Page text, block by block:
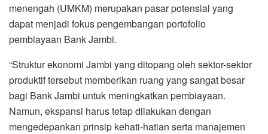
menengah (UMKM) merupakan pasar potensial yang
dapat menjadi fokus pengembangan portofolio
pembiayaan Bank Jambi.
“Struktur ekonomi Jambi yang ditopang oleh sektor-sektor
produktif tersebut memberikan ruang yang sangat besar
bagi Bank Jambi untuk meningkatkan pembiayaan.
Namun, ekspansi harus tetap dilakukan dengan
mengedepankan prinsip kehati-hatian serta manajemen